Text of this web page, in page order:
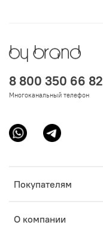
Покупателям
О компании
8 800 350 66 82
Многоканальный телефон